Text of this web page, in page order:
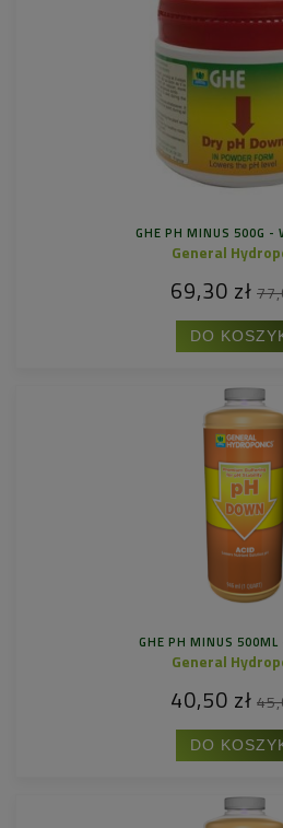
GHE PH MINUS 500G -
General
69,30 zł
DO
GHE PH MINUS 500ML
General
40,50 zł
DO